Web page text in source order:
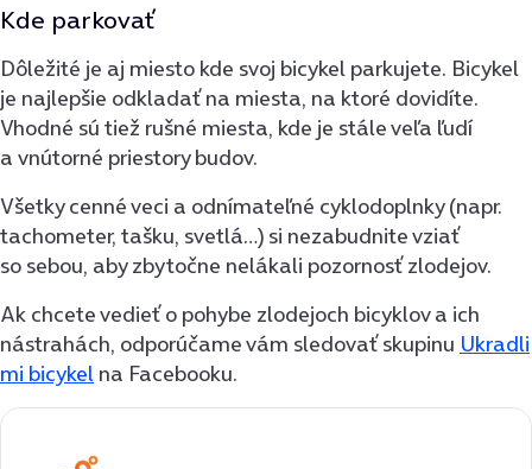
Kde parkovať
Dôležité je aj miesto kde svoj bicykel parkujete. Bicykel
je najlepšie odkladať na miesta, na ktoré dovidíte.
Vhodné sú tiež rušné miesta, kde je stále veľa ľudí
a vnútorné priestory budov.
Všetkycenné veci a odnímateľné cyklodoplnky(napr.
tachometer, tašku, svetlá…) si nezabudnite vziať
so sebou, aby zbytočne nelákali pozornosť zlodejov.
Ak chcete vedieť o pohybe zlodejoch bicyklov a ich
nástrahách, odporúčame vám sledovať skupinu Ukradli
mi bicykel na Facebooku.